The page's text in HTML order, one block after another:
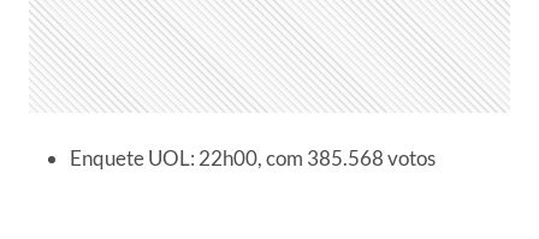
Enquete UOL: 22h00, com 385.568 votos